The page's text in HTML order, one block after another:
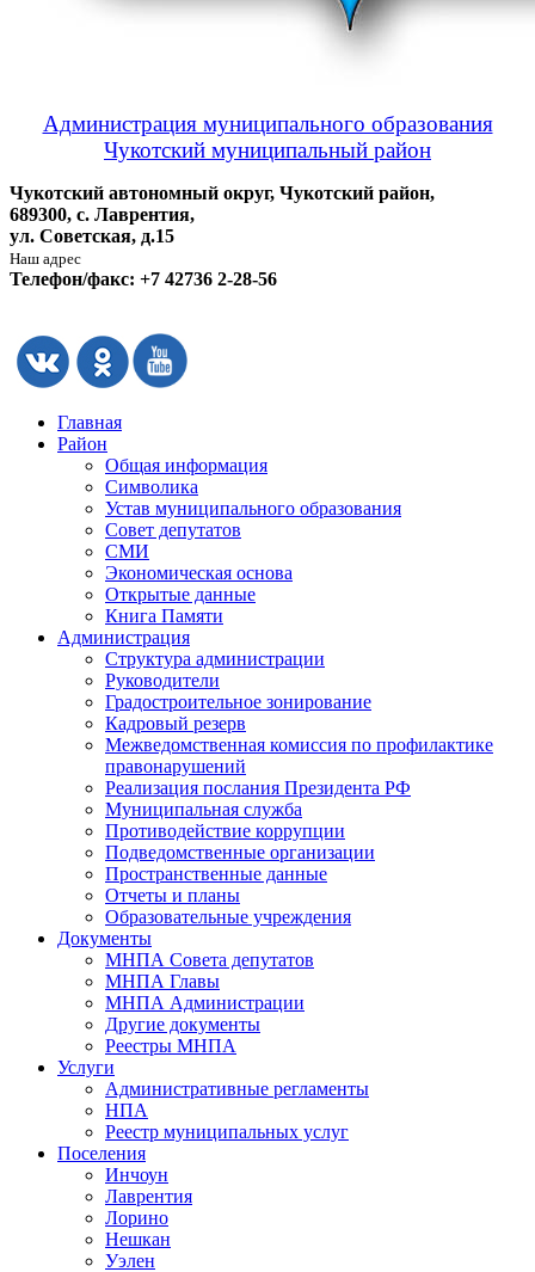
Администрация муниципального образования
Чукотский муниципальный район
Чукотский автономный округ, Чукотский район,
689300, с. Лаврентия,
ул. Советская, д.15
Наш адрес
Телефон/факс: +7 42736 2-28-56
Главная
Район
Общая информация
Символика
Устав муниципального образования
Совет депутатов
СМИ
Экономическая основа
Открытые данные
Книга Памяти
Администрация
Структура администрации
Руководители
Градостроительное зонирование
Кадровый резерв
Межведомственная комиссия по профилактике
правонарушений
Реализация послания Президента РФ
Муниципальная служба
Противодействие коррупции
Подведомственные организации
Пространственные данные
Отчеты и планы
Образовательные учреждения
Документы
МНПА Совета депутатов
МНПА Главы
МНПА Администрации
Другие документы
Реестры МНПА
Услуги
Административные регламенты
НПА
Реестр муниципальных услуг
Поселения
Инчоун
Лаврентия
Лорино
Нешкан
Уэлен